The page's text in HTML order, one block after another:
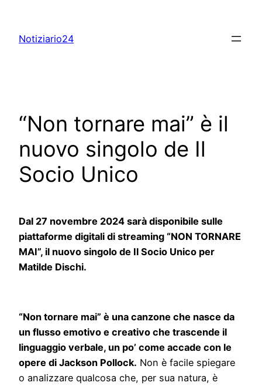
content
Notiziario24
“Non tornare mai” è il
nuovo singolo de Il
Socio Unico
Dal 27 novembre 2024 sarà disponibile sulle
piattaforme digitali di streaming “NON TORNARE
MAI”, il nuovo singolo de Il Socio Unico per
Matilde Dischi.
“Non tornare mai” è una canzone che nasce da
un flusso emotivo e creativo che trascende il
linguaggio verbale, un po’ come accade con le
opere di Jackson Pollock. Non è facile spiegare
o analizzare qualcosa che, per sua natura, è